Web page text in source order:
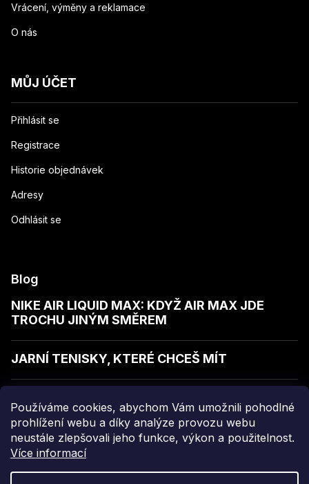
Používáme cookies, abychom Vám umožnili pohodlné
prohlížení webu a díky analýze provozu webu
neustále zlepšovali jeho funkce, výkon a použitelnost.
Více informací
Vrácení, výměny a reklamace
O nás
MŮJ ÚČET
Přihlásit se
Registrace
Historie objednávek
Adresy
Odhlásit se
Blog
NIKE AIR LIQUID MAX: KDYŽ AIR MAX JDE
TROCHU JINÝM SMĚREM
JARNÍ TENISKY, KTERÉ CHCEŠ MÍT